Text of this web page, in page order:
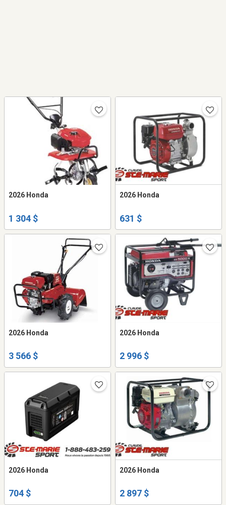
2026 Honda
1 304 $
2026 Honda
631 $
2026 Honda
3 566 $
2026 Honda
2 996 $
2026 Honda
704 $
2026 Honda
2 897 $